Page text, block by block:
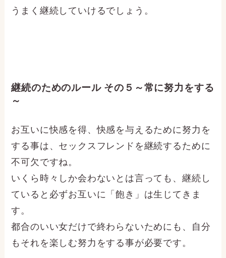
うまく継続していけるでしょう。
継続のためのルール その５～常に努力をする
～
お互いに快感を得、快感を与えるために努力を
する事は、セックスフレンドを継続するために
不可欠ですね。
いくら時々しか会わないとは言っても、継続し
ていると必ずお互いに「飽き」は生じてきま
す。
都合のいい女だけで終わらないためにも、自分
もそれを楽しむ努力をする事が必要です。